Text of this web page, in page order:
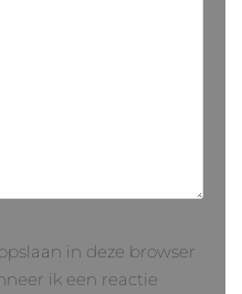
in deze browser
ik een reactie